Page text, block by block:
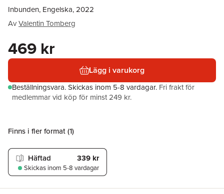
Inbunden, Engelska, 2022
AvValentin Tomberg
469 kr
Lägg i varukorg
Beställningsvara.Skickas inom 5-8 vardagar. Fri frakt för
medlemmar vid köp för minst 249 kr.
Finns i fler format (1)
Häftad 339 kr
Skickas inom 5-8 vardagar